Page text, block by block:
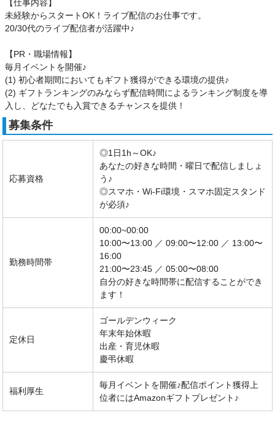
【仕事内容】
未経験からスタートOK！ライブ配信のお仕事です。
20/30代のライブ配信者が活躍中♪
【PR・職場情報】
毎月イベントを開催♪
(1) 初心者期間においてもギフト獲得ができる環境の提供♪
(2) ギフトランキングのみならず配信時間によるランキング制度を導
入し、どなたでも入賞できるチャンスを提供！
募集条件
応募資格
◎1日1h～OK♪
あなたの好きな時間・曜日で配信しましょ
う♪
◎スマホ・Wi-Fi環境・スマホ固定スタンド
が必須♪
勤務時間帯
00:00~00:00
10:00〜13:00 ／ 09:00〜12:00 ／ 13:00〜
16:00
21:00〜23:45 ／ 05:00〜08:00
自分の好きな時間帯に配信することができ
ます！
定休日
ゴールデンウィーク
年末年始休暇
出産・育児休暇
慶弔休暇
福利厚生
毎月イベントを開催♪配信ポイント獲得上
位者にはAmazonギフトプレゼント♪